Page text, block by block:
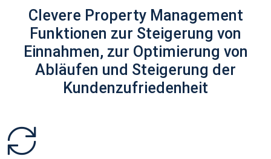
Clevere Property Management
Funktionen zur Steigerung von
Einnahmen, zur Optimierung von
Abläufen und Steigerung der
Kundenzufriedenheit